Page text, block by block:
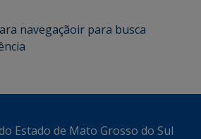
navegaçãoir para busca
Estado de Mato Grosso do Sul